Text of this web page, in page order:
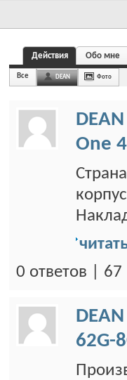
Действия Обо мне
Все DEAN Фото
DEAN
One 4
0 ответов |
DEAN
62G-